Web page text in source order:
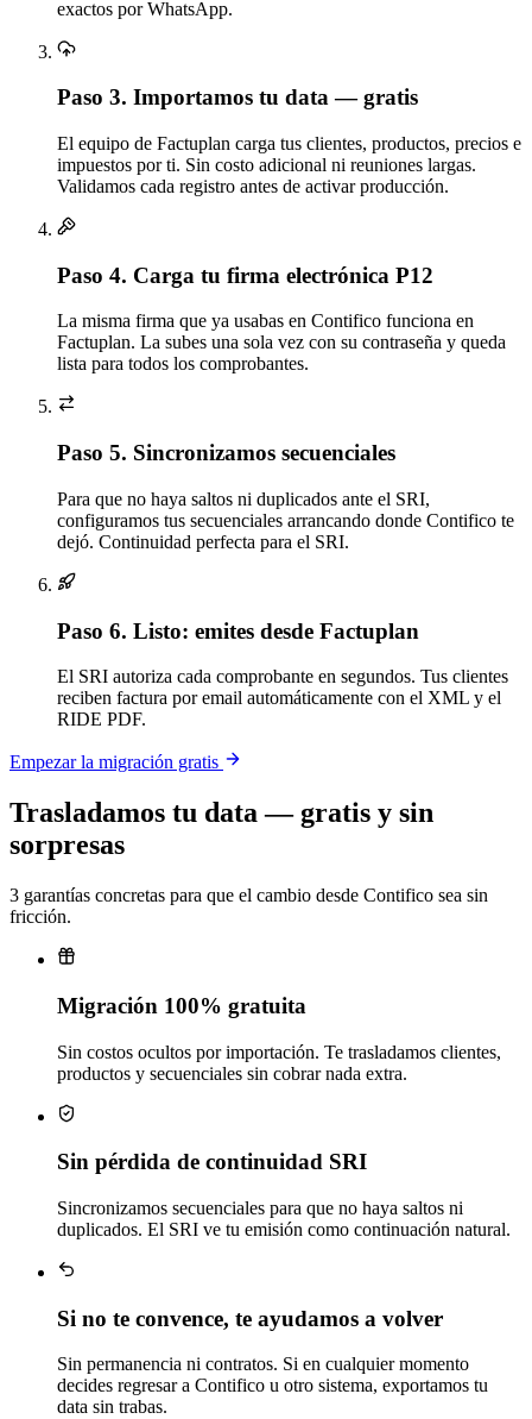
exactos por WhatsApp.
Paso 3. Importamos tu data — gratis
El equipo de Factuplan carga tus clientes, productos, precios e
impuestos por ti. Sin costo adicional ni reuniones largas.
Validamos cada registro antes de activar producción.
Paso 4. Carga tu firma electrónica P12
La misma firma que ya usabas en Contifico funciona en
Factuplan. La subes una sola vez con su contraseña y queda
lista para todos los comprobantes.
Paso 5. Sincronizamos secuenciales
Para que no haya saltos ni duplicados ante el SRI,
configuramos tus secuenciales arrancando donde Contifico te
dejó. Continuidad perfecta para el SRI.
Paso 6. Listo: emites desde Factuplan
El SRI autoriza cada comprobante en segundos. Tus clientes
reciben factura por email automáticamente con el XML y el
RIDE PDF.
Empezar la migración gratis
Trasladamos tu data — gratis y sin
sorpresas
3 garantías concretas para que el cambio desde Contifico sea sin
fricción.
Migración 100% gratuita
Sin costos ocultos por importación. Te trasladamos clientes,
productos y secuenciales sin cobrar nada extra.
Sin pérdida de continuidad SRI
Sincronizamos secuenciales para que no haya saltos ni
duplicados. El SRI ve tu emisión como continuación natural.
Si no te convence, te ayudamos a volver
Sin permanencia ni contratos. Si en cualquier momento
decides regresar a Contifico u otro sistema, exportamos tu
data sin trabas.